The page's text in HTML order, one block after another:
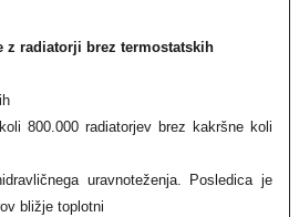
z radiatorji brez termostatskih
800.000 radiatorjev brez kakršne koli
uravnoteženja. Posledica je
bližje toplotni